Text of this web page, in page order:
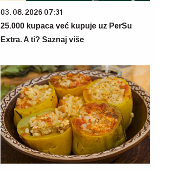
03. 08. 2026 07:31
25.000 kupaca već kupuje uz PerSu
Extra. A ti? Saznaj više